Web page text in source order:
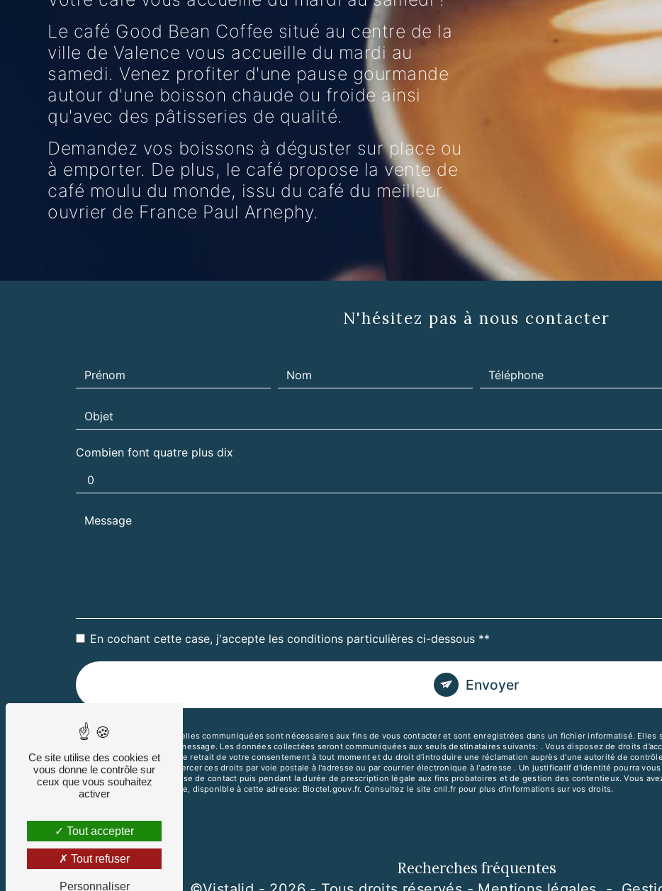
Le café Good Bean Coffee situé au centre de la
ville de Valence vous accueille du mardi au
samedi. Venez profiter d'une pause gourmande
autour d'une boisson chaude ou froide ainsi
qu'avec des pâtisseries de qualité.
Demandez vos boissons à déguster sur place ou
à emporter. De plus, le café propose la vente de
café moulu du monde, issu du café du meilleur
ouvrier de France Paul Arnephy.
N'hésitez pas à nous contacter
Combien font quatre plus dix
En cochant cette case, j'accepte les conditions particulières ci-dessous **
Envoyer
** Les données personnelles communiquées sont nécessaires aux fins de vous contacter et sont enregistrées dans un fichier informatisé.
but de répondre à votre message. Les données collectées seront communiquées aux seuls destinataires suivants: . Vous disposez de droits
limitation, d’opposition, de retrait de votre consentement à tout moment et du droit d’introduire une réclamation auprès d’une autorité de
mortem. Vous pouvez exercer ces droits par voie postale à l'adresse ou par courrier électronique à l'adresse . Un justificatif d'identité pourra
pendant la période de prise de contact puis pendant la durée de prescription légale aux fins probatoires et de gestion des contentieux. Vous
démarchage téléphonique, disponible à cette adresse: Bloctel.gouv.fr. Consultez le site cnil.fr pour plus d’informations sur vos droits.
Recherches fréquentes
Ce site utilise des cookies et
vous donne le contrôle sur
ceux que vous souhaitez
activer
Tout accepter
Tout refuser
Personnaliser